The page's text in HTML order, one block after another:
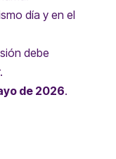
día y en el
debe
de 2026.